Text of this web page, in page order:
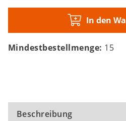
In den
Mindestbestellmenge: 15
Beschreibung